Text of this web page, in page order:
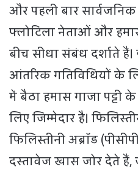
और पहली बार
फ्लोटिला नेताओं और
बीच सीधा संबंध दर्शाते हैं।
आंतरिक गतिविधियों के
में बैठा हमास गाजा पट्टी
लिए जिम्मेदार है।
फिलिस्तीनी अब्रॉड
दस्तावेज खास जोर देते